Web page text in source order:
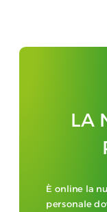
LA
È online la
personale